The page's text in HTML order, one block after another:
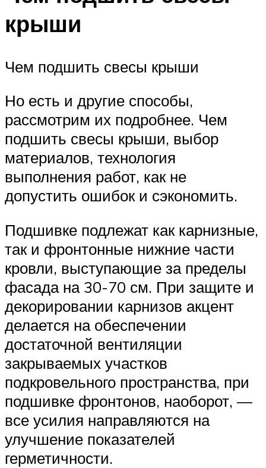
крыши
Чем подшить свесы крыши
Но есть и другие способы,
рассмотрим их подробнее. Чем
подшить свесы крыши, выбор
материалов, технология
выполнения работ, как не
допустить ошибок и сэкономить.
Подшивке подлежат как карнизные,
так и фронтонные нижние части
кровли, выступающие за пределы
фасада на 30-70 см. При защите и
декорировании карнизов акцент
делается на обеспечении
достаточной вентиляции
закрываемых участков
подкровельного пространства, при
подшивке фронтонов, наоборот, —
все усилия направляются на
улучшение показателей
герметичности.